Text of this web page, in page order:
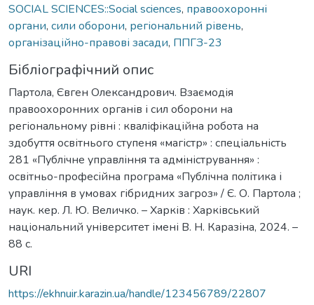
SOCIAL SCIENCES::Social sciences, правоохоронні
органи, сили оборони, регіональний рівень,
організаційно-правові засади, ППГЗ-23
Бібліографічний опис
Партола, Євген Олександрович. Взаємодія
правоохоронних органів і сил оборони на
регіональному рівні : кваліфікаційна робота на
здобуття освітнього ступеня «магістр» : спеціальність
281 «Публічне управління та адміністрування» :
освітньо-професійна програма «Публічна політика і
управління в умовах гібридних загроз» / Є. О. Партола ;
наук. кер. Л. Ю. Величко. – Харків : Харківський
національний університет імені В. Н. Каразіна, 2024. –
88 с.
URI
https://ekhnuir.karazin.ua/handle/123456789/22807